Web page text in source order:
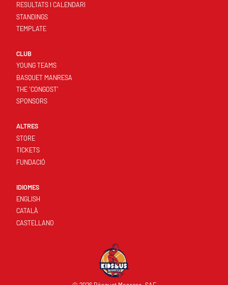
RESULTATS I CALENDARI
STANDINGS
TEMPLATE
CLUB
YOUNG TEAMS
BASQUET MANRESA
THE 'CONGOST'
SPONSORS
ALTRES
STORE
TICKETS
FUNDACIÓ
IDIOMES
ENGLISH
CATALÀ
CASTELLANO